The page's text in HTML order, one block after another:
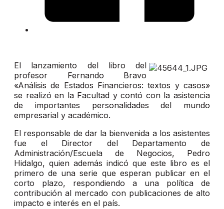
El lanzamiento del libro del
profesor Fernando Bravo
«Análisis de Estados Financieros: textos y casos»
se realizó en la Facultad y contó con la asistencia
de importantes personalidades del mundo
empresarial y académico.
El responsable de dar la bienvenida a los asistentes
fue el Director del Departamento de
Administración/Escuela de Negocios, Pedro
Hidalgo, quien además indicó que este libro es el
primero de una serie que esperan publicar en el
corto plazo, respondiendo a una política de
contribución al mercado con publicaciones de alto
impacto e interés en el país.